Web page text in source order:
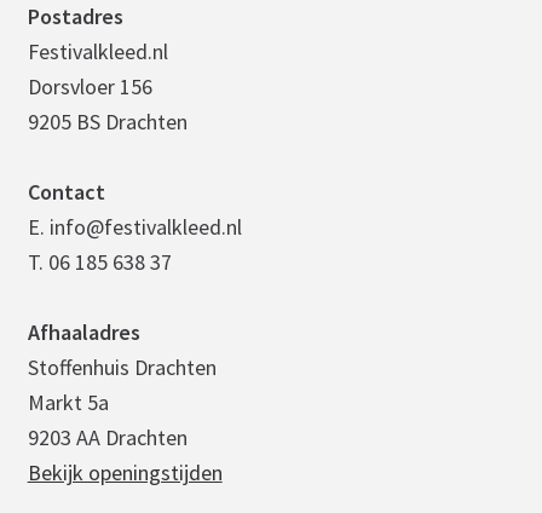
Postadres
Festivalkleed.nl
Dorsvloer 156
9205 BS Drachten
Contact
E. info@festivalkleed.nl
T. 06 185 638 37
Afhaaladres
Stoffenhuis Drachten
Markt 5a
9203 AA Drachten
Bekijk openingstijden